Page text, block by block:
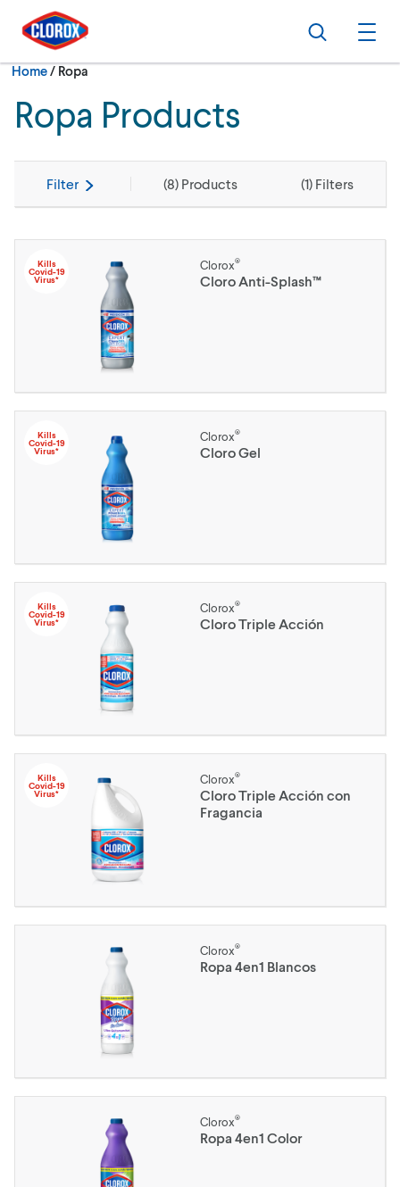
Skip to main navigation
Skip to content
Skip to footer
Search
Home/Current:
Ropa
Ropa Products
Filter (8) Products (1) Filters
Kills
Covid-19
Virus*
Clorox®
Cloro Anti-Splash™
Kills
Covid-19
Virus*
Clorox®
Cloro Gel
Kills
Covid-19
Virus*
Clorox®
Cloro Triple Acción
Kills
Covid-19
Virus*
Clorox®
Cloro Triple Acción con
Fragancia
Clorox®
Ropa 4en1 Blancos
Clorox®
Ropa 4en1 Color